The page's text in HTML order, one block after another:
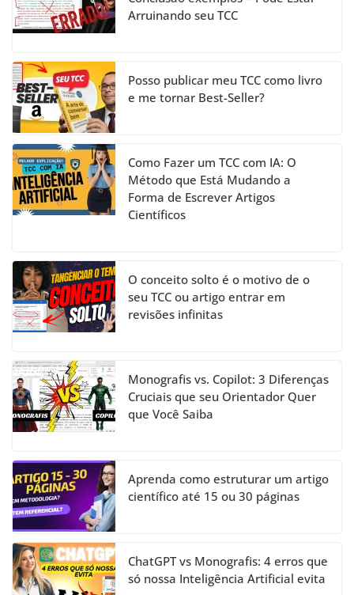
n
el
Arruinando seu TCC
Posso publicar meu TCC como livro
e me tornar Best-Seller?
Como Fazer um TCC com IA: O
Método que Está Mudando a
Forma de Escrever Artigos
Científicos
O conceito solto é o motivo de o
seu TCC ou artigo entrar em
revisões infinitas
Monografis vs. Copilot: 3 Diferenças
Cruciais que seu Orientador Quer
que Você Saiba
Aprenda como estruturar um artigo
científico até 15 ou 30 páginas
ChatGPT vs Monografis: 4 erros que
só nossa Inteligência Artificial evita